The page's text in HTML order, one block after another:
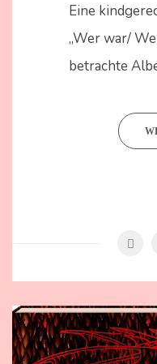
Eine
„Wer war/
betrachte